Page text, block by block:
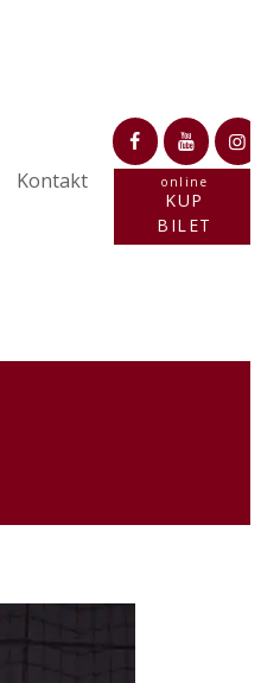
Kontakt online
KUP
BILET